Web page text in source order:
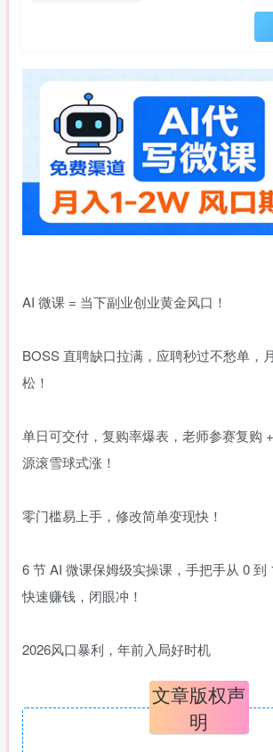
AI 微课 = 当下副业创业黄金风口！
BOSS 直聘缺口拉满，应聘秒过不愁单，
松！
单日可交付，复购率爆表，老师参赛复购
源滚雪球式涨！
零门槛易上手，修改简单变现快！
6 节 AI 微课保姆级实操课，手把手从 0 到
快速赚钱，闭眼冲！
2026风口暴利，年前入局好时机
文章版权声
明